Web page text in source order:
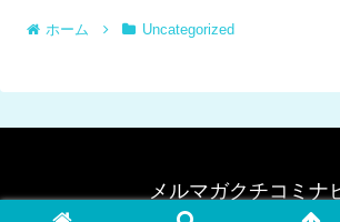
ホーム Uncategorized
メルマガクチコミナ